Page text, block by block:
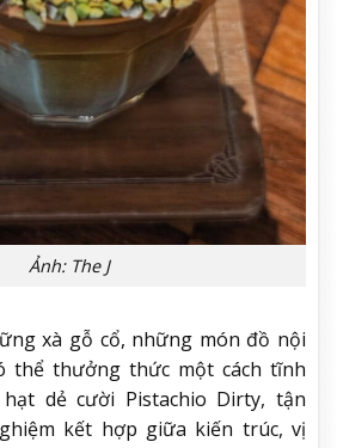
Ảnh: The J
xà gỗ cổ, những món đồ nội
thể thưởng thức một cách tĩnh
dẻ cười Pistachio Dirty, tận
kết hợp giữa kiến trúc, vị